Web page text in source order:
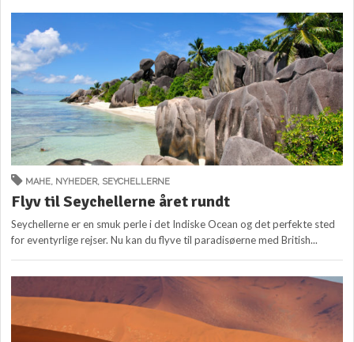
MAHE, NYHEDER, SEYCHELLERNE
Flyv til Seychellerne året rundt
Seychellerne er en smuk perle i det Indiske Ocean og det perfekte sted
for eventyrlige rejser. Nu kan du flyve til paradisøerne med British...